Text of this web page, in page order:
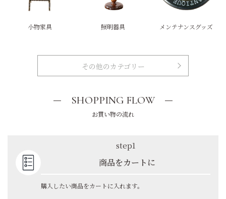
小物家具 照明器具 メンテナンスグッズ
その他のカテゴリー
SHOPPING FLOW
お買い物の流れ
step1
商品をカートに
購入したい商品をカートに入れます。